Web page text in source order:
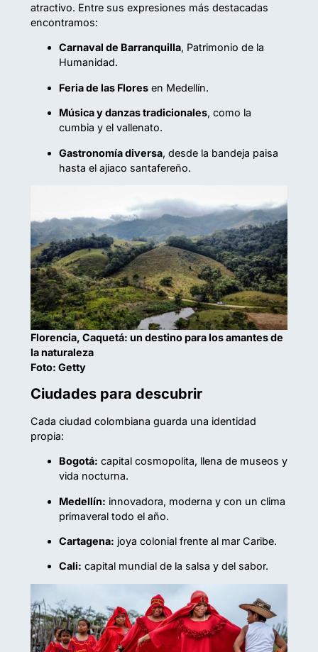
atractivo. Entre sus expresiones más destacadas
encontramos:
Carnaval de Barranquilla, Patrimonio de la
Humanidad.
Feria de las Floresen Medellín.
Música y danzas tradicionales, como la
cumbia y el vallenato.
Gastronomía diversa, desde la bandeja paisa
hasta el ajiaco santafereño.
Florencia, Caquetá: un destino para los amantes de
la naturaleza
Foto: Getty
Ciudades para descubrir
Cada ciudad colombiana guarda una identidad
propia:
Bogotá: capital cosmopolita, llena de museos y
vida nocturna.
Medellín: innovadora, moderna y con un clima
primaveral todo el año.
Cartagena: joya colonial frente al mar Caribe.
Cali: capital mundial de la salsa y del sabor.